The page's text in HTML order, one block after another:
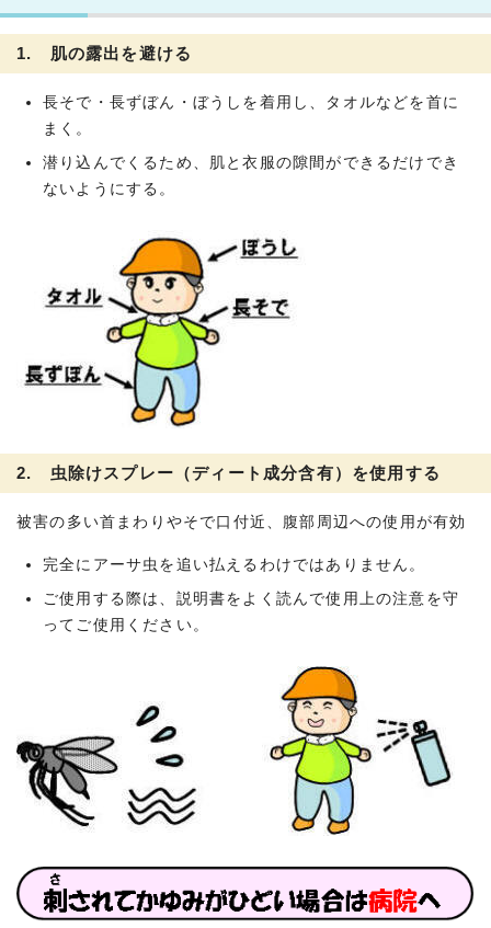
1. 肌の露出を避ける
長そで・長ずぼん・ぼうしを着用し、タオルなどを首に
まく。
潜り込んでくるため、肌と衣服の隙間ができるだけでき
ないようにする。
2. 虫除けスプレー（ディート成分含有）を使用する
被害の多い首まわりやそで口付近、腹部周辺への使用が有効
完全にアーサ虫を追い払えるわけではありません。
ご使用する際は、説明書をよく読んで使用上の注意を守
ってご使用ください。